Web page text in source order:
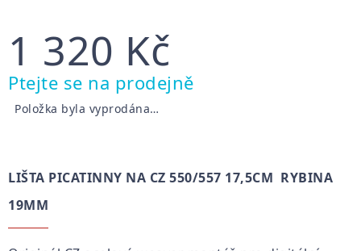
1 320 Kč
Měrná
cena:
Ptejte se na prodejně
Položka byla vyprodána…
LIŠTA PICATINNY NA CZ 550/557 17,5CM RYBINA
19MM